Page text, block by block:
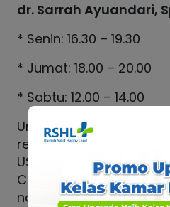
dr. Sarrah Ayuandari,
* Senin: 16.30 – 19.30
* Jumat: 18.00 – 20.00
* Sabtu: 12.00 – 14.00
Untuk informasi
reservasi pemeriksaan
USG 4D, silakan
Customer Service RS
nomor 0811-8550-060.